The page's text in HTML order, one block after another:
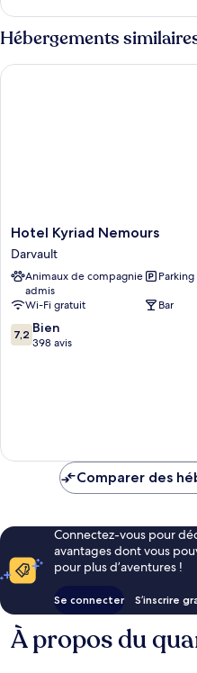
le
type
de
chambre
Chambre
Hébergements
Hotel
Kyriad
Nemours
Darvault
Hotel Kyriad Nemours
Darvault
Animaux de compagnie
admis
Wi-Fi gratuit
Bar
7.2
sur
7,2 Bien
398 avis
Hotel Kyriad Nemours
Comparer des
Connectez-vous pour
avantages dont vous
pour plus d’aventures !
Se connecter S’inscrire
À propos du